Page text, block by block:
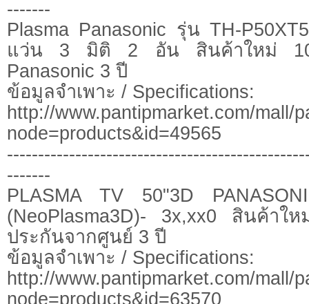
-------
Plasma Panasonic รุ่น TH-
แว่น 3 มิติ 2 อัน สินค้าใหม่
Panasonic 3 ปี
ข้อมูลจำเพาะ / Specifications:
http://www.pantipmarket.com/mall/
node=products&id=49565
-------
PLASMA TV 50"3D
(NeoPlasma3D)- 3x,xx0 สินค้า
ประกันจากศูนย์ 3 ปี
ข้อมูลจำเพาะ / Specifications:
http://www.pantipmarket.com/mall/
node=products&id=63570